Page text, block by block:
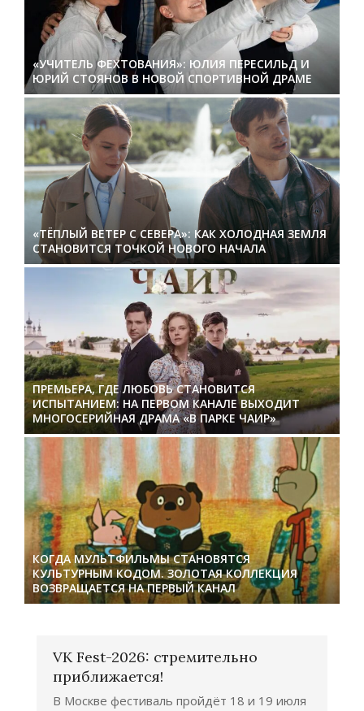
«УЧИТЕЛЬ ФЕХТОВАНИЯ»: ЮЛИЯ ПЕРЕСИЛЬД И
ЮРИЙ СТОЯНОВ В НОВОЙ СПОРТИВНОЙ ДРАМЕ
«ТЁПЛЫЙ ВЕТЕР С СЕВЕРА»: КАК ХОЛОДНАЯ ЗЕМЛЯ
СТАНОВИТСЯ ТОЧКОЙ НОВОГО НАЧАЛА
ПРЕМЬЕРА, ГДЕ ЛЮБОВЬ СТАНОВИТСЯ
ИСПЫТАНИЕМ: НА ПЕРВОМ КАНАЛЕ ВЫХОДИТ
МНОГОСЕРИЙНАЯ ДРАМА «В ПАРКЕ ЧАИР»
КОГДА МУЛЬТФИЛЬМЫ СТАНОВЯТСЯ
КУЛЬТУРНЫМ КОДОМ. ЗОЛОТАЯ КОЛЛЕКЦИЯ
ВОЗВРАЩАЕТСЯ НА ПЕРВЫЙ КАНАЛ
VK Fest-2026: стремительно
приближается!
В Москве фестиваль пройдёт 18 и 19 июля